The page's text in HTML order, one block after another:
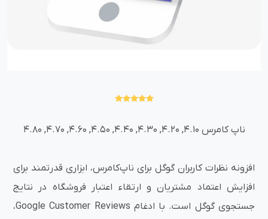
ناپ کامرس 4.10, 4.20, 4.30, 4.40, 4.50, 4.60, 4.70, 4.80
افزونه نظرات کاربران گوگل برای ناپ‌کامرس، ابزاری قدرتمند برای
افزایش اعتماد مشتریان و ارتقاء اعتبار فروشگاه در نتایج
جستجوی گوگل است. با ادغام Google Customer Reviews،